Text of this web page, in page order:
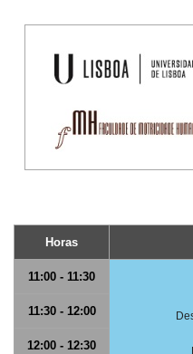
Horas
11:00 - 11:30
11:30 - 12:00
12:00 - 12:30